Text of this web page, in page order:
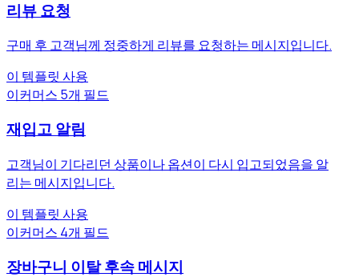
리뷰 요청
구매 후 고객님께 정중하게 리뷰를 요청하는 메시지입니다.
이 템플릿 사용
이커머스 5개 필드
재입고 알림
고객님이 기다리던 상품이나 옵션이 다시 입고되었음을 알
리는 메시지입니다.
이 템플릿 사용
이커머스 4개 필드
장바구니 이탈 후속 메시지